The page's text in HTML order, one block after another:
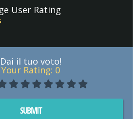
User Rating
Dai il tuo voto!
Your Rating: 0
SUBMIT